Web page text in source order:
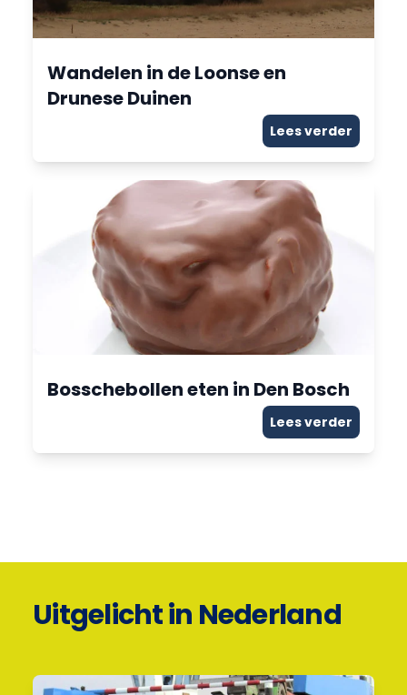
Wandelen in de Loonse en
Drunese Duinen
Lees verder
Bosschebollen eten in Den Bosch
Lees verder
Uitgelicht in Nederland